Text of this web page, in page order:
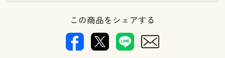
この商品をシェアする